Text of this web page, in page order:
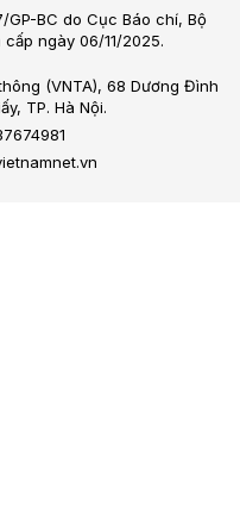
BC do Cục Báo chí, Bộ
ngày 06/11/2025.
(VNTA), 68 Dương Đình
TP. Hà Nội.